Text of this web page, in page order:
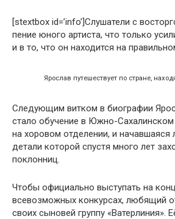
[stextbox id=’info’]Слушатели с
пение юного артиста, что только
и в то, что он находится на
Ярослав путешествует по стране,
Следующим витком в биографии
стало обучение в Южно-Сахалинском
на хоровом отделении, и начавшаяся
детали которой спустя много лет
поклонниц.
Чтобы официально выступать на
всевозможных конкурсах, любящий
своих сыновей группу «Ватерлиния».